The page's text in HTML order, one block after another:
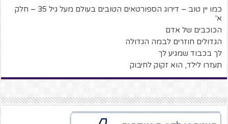
כמו יין טוב – דירוג הספורטאים הטובים בעולם מעל גיל 35 – חלק
א'
הכוכבים של אדם
הגדולים חוזרים לבמה הגדולה
לך בכבוד שמגיע לך
תעזרו לילד, הוא זקוק לחיבוק